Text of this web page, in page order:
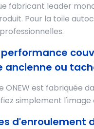
fabricant leader
Pour la toile
performance
ancienne ou
ONEW est fabriquée
simplement